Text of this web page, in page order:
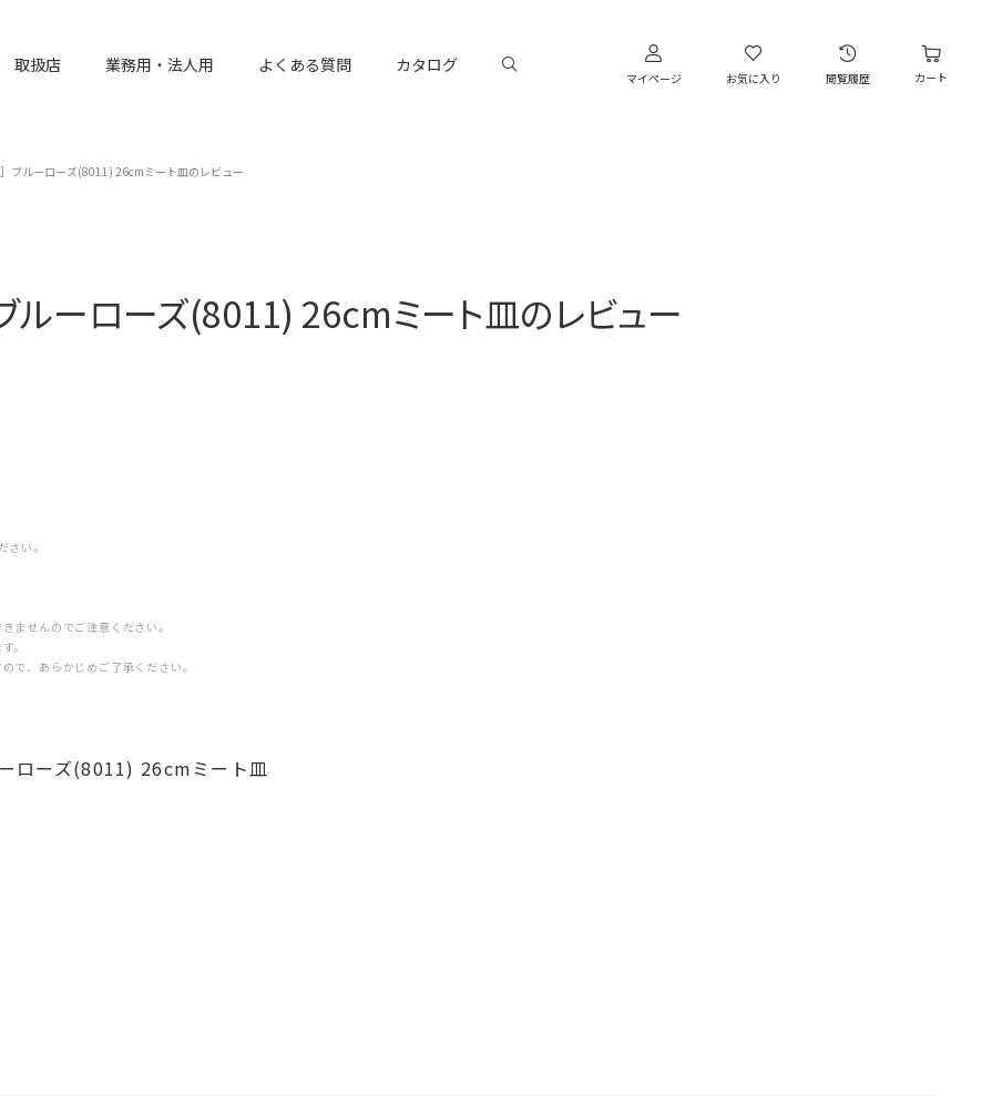
取扱店 業務用・法人用 よくある質問 カタログ
マイページ お気に入り 閲覧履歴 カート
］ブルーローズ(8011) 26cmミート皿のレビュー
ルーローズ(8011) 26cmミート皿のレビュー
い。
ませんのでご注意ください。
。
で、あらかじめご了承ください。
ーローズ(8011) 26cmミート皿